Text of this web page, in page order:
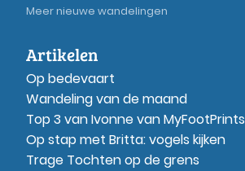
Meer nieuwe wandelingen
Artikelen
Op bedevaart
Wandeling van de maand
Top 3 van Ivonne van MyFootPrints
Op stap met Britta: vogels kijken
Trage Tochten op de grens